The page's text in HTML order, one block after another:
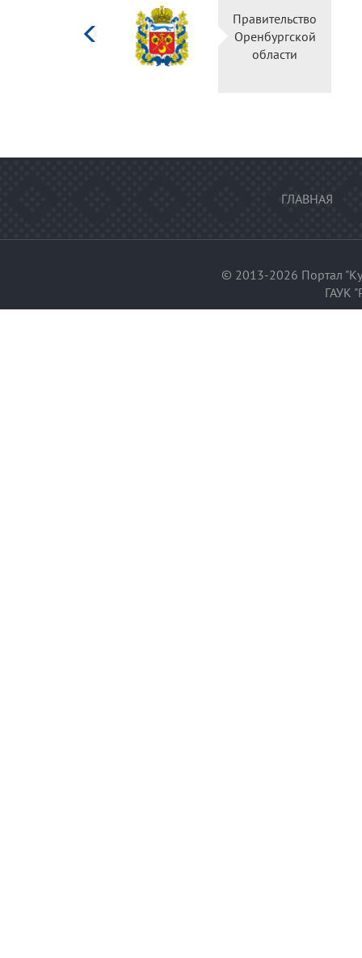
Министерство
культуры
Российской
федерации
ГЛАВНАЯ
© 2013-2026 Портал
ГАУК